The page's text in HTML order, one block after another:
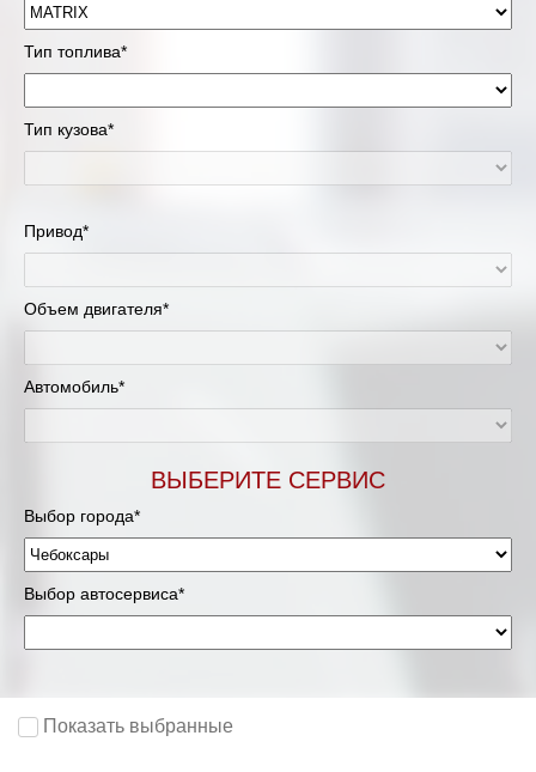
Тип топлива*
Тип кузова*
Привод*
Объем двигателя*
Автомобиль*
ВЫБЕРИТЕ СЕРВИС
Выбор города*
Выбор автосервиса*
Показать выбранные